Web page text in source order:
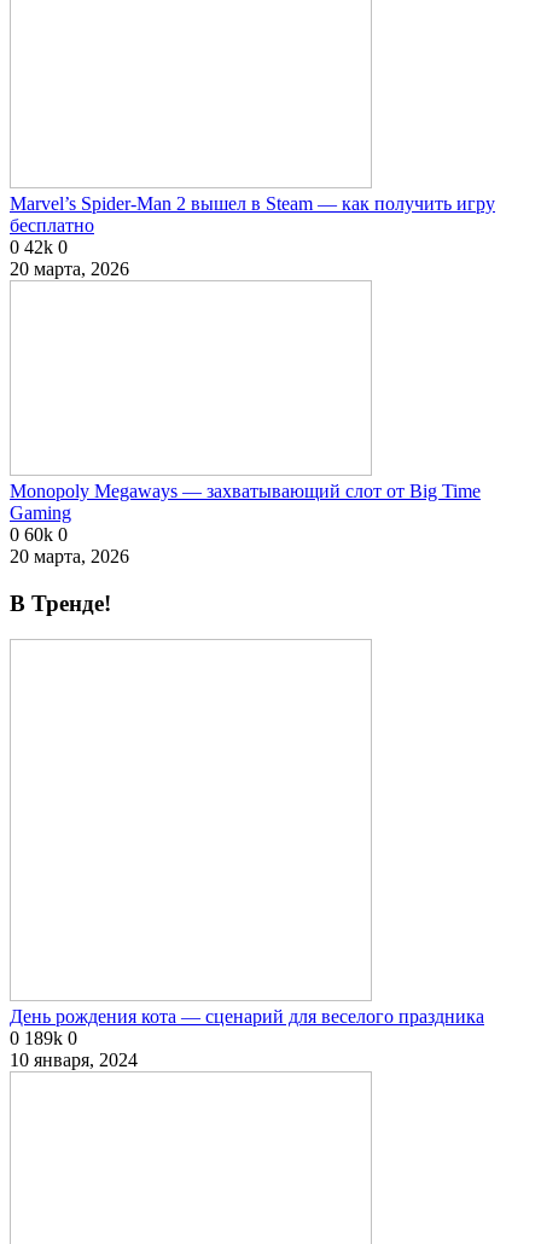
Marvel’s Spider-Man 2 вышел в Steam — как получить игру
бесплатно
0 42k 0
20 марта, 2026
Monopoly Megaways — захватывающий слот от Big Time
Gaming
0 60k 0
20 марта, 2026
В Тренде!
День рождения кота — сценарий для веселого праздника
0 189k 0
10 января, 2024